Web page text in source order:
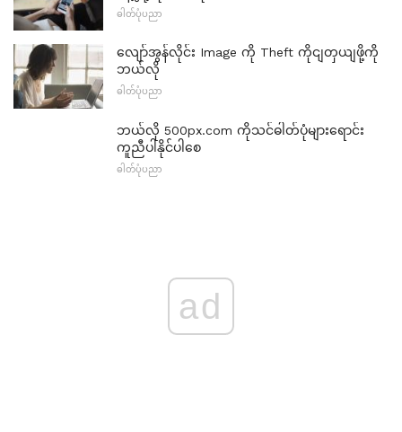
ဓါတ်ပုံပညာ
လျော်အွန်လိုင်း Image ကို Theft ကိုငျတှယျဖို့ကို
ဘယ်လို
ဓါတ်ပုံပညာ
ဘယ်လို 500px.com ကိုသင်ဓါတ်ပုံများရောင်း
ကူညီပါနိုင်ပါစေ
ဓါတ်ပုံပညာ
ad